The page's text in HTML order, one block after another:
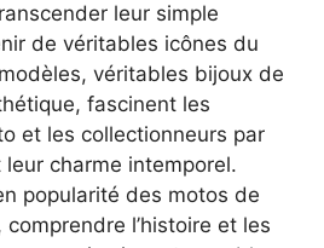
leur simple
de véritables icônes du
véritables bijoux de
fascinent les
et les collectionneurs par
charme intemporel.
popularité des motos de
l’histoire et les